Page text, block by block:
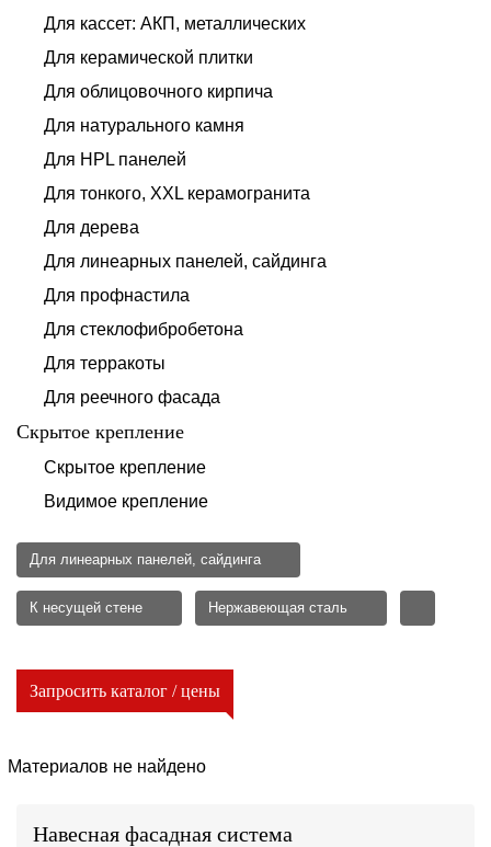
Для кассет: АКП, металлических
Для керамической плитки
Для облицовочного кирпича
Для натурального камня
Для HPL панелей
Для тонкого, XXL керамогранита
Для дерева
Для линеарных панелей, сайдинга
Для профнастила
Для стеклофибробетона
Для терракоты
Для реечного фасада
Скрытое крепление
Скрытое крепление
Видимое крепление
Для линеарных панелей, сайдинга
К несущей стене Нержавеющая сталь
Запросить каталог / цены
Материалов не найдено
Навесная фасадная система